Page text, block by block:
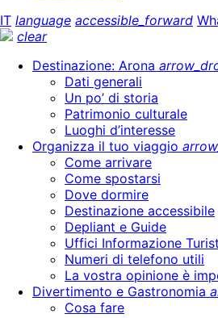
IT language accessible_forward
clear
Destinazione: Arona
Dati generali
Un po’ di storia
Patrimonio culturale
Luoghi d’interesse
Organizza il tuo viaggio
Come arrivare
Come spostarsi
Dove dormire
Destinazione accessibile
Depliant e Guide
Uffici Informazione
Numeri di telefono utili
La vostra opinione è
Divertimento e Gastronomia
Cosa fare